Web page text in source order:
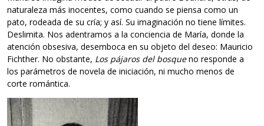
naturaleza más inocentes, como cuando se piensa como un
pato, rodeada de su cría; y así. Su imaginación no tiene límites.
Deslimita. Nos adentramos a la conciencia de María, donde la
atención obsesiva, desemboca en su objeto del deseo: Mauricio
Fichther. No obstante, Los pájaros del bosqueno responde a
los parámetros de novela de iniciación, ni mucho menos de
corte romántica.